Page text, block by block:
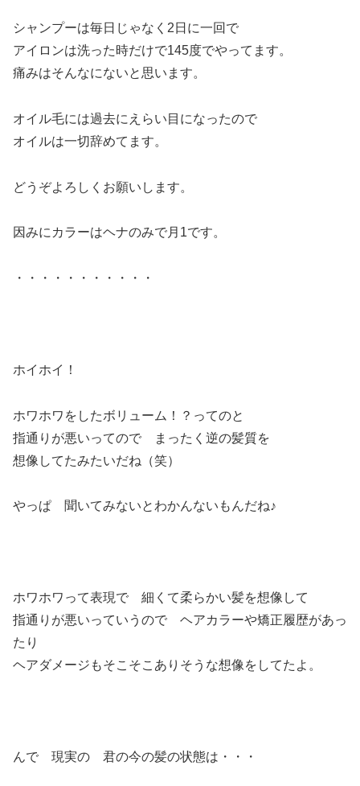
シャンプーは毎日じゃなく2日に一回で
アイロンは洗った時だけで145度でやってます。
痛みはそんなにないと思います。
オイル毛には過去にえらい目になったので
オイルは一切辞めてます。
どうぞよろしくお願いします。
因みにカラーはヘナのみで月1です。
・・・・・・・・・・・
ホイホイ！
ホワホワをしたボリューム！？ってのと
指通りが悪いってので まったく逆の髪質を
想像してたみたいだね（笑）
やっぱ 聞いてみないとわかんないもんだね♪
ホワホワって表現で 細くて柔らかい髪を想像して
指通りが悪いっていうので ヘアカラーや矯正履歴があっ
たり
ヘアダメージもそこそこありそうな想像をしてたよ。
んで 現実の 君の今の髪の状態は・・・